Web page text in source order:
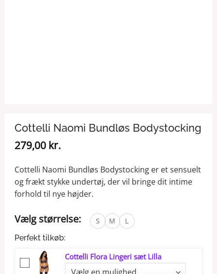
Cottelli Naomi Bundløs Bodystocking
279,00 kr.
Cottelli Naomi Bundløs Bodystocking er et sensuelt
og frækt stykke undertøj, der vil bringe dit intime
forhold til nye højder.
Vælg størrelse: S M
L
Perfekt tilkøb:
Cottelli Flora Lingeri sæt Lilla